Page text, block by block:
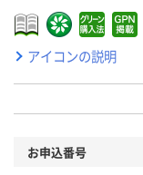
アイコンの説明
お申込番号